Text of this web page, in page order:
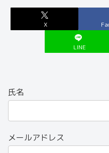
X
LINE
氏名
メールアドレス